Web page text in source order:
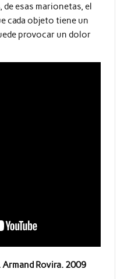
de esas marionetas, el
cada objeto tiene un
provocar un dolor
Armand Rovira. 2009